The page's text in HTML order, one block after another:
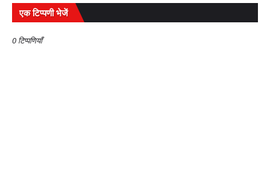
एक टिप्पणी भेजें
0 टिप्पणियाँ